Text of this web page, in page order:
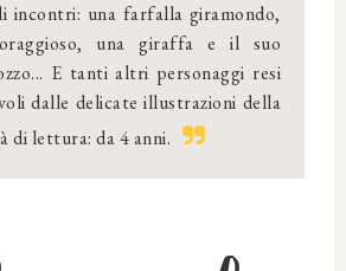
incontri: una farfalla giramondo,
una giraffa e il suo
E tanti altri personaggi resi
dalle delicate illustrazioni della
di lettura: da 4 anni.